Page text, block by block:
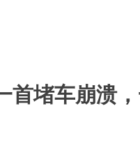
首堵车崩溃